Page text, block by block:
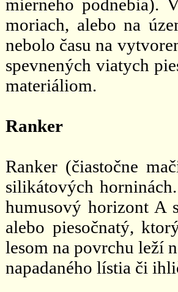
mierneho podnebia).
moriach, alebo na
nebolo času na
spevnených viatych
materiáliom.
Ranker
Ranker (čiastočne
silikátových
humusový horizont A
alebo piesočnatý,
lesom na povrchu leží
napadaného lístia či